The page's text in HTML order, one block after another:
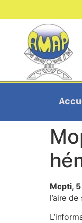
Mopti,
l’aire